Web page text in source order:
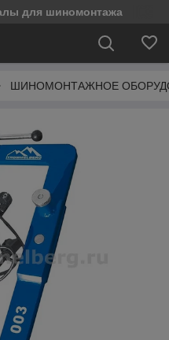
для шиномонтажа
ШИНОМОНТАЖНОЕ